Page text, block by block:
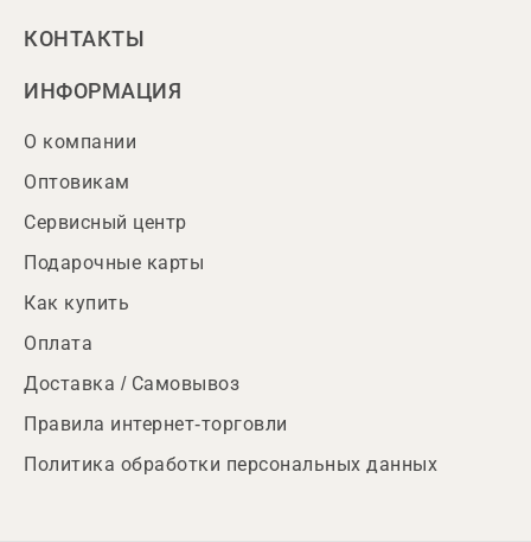
КОНТАКТЫ
ИНФОРМАЦИЯ
О компании
Оптовикам
Сервисный центр
Подарочные карты
Как купить
Оплата
Доставка / Самовывоз
Правила интернет-торговли
Политика обработки персональных данных